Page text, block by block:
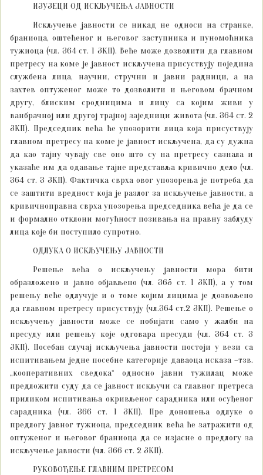
ИЗУЗЕЦИ ОД ИСКЉУЧЕЊА ЈАВНОСТИ
Искључење јавности се никад не односи на странке,
браниоца, оштећеног и његовог заступника и пуномоћника
тужиоца (чл. 364 ст. 1 ЗКП). Веће може дозволити да главном
претресу на коме је јавност искључена присуствују поједина
службена лица, научни, стручни и јавни радници, а на
захтев оптуженог може то дозволити и његовом брачном
другу, блиским сродницима и лицу са којим живи у
ванбрачној или другој трајној заједници живота (чл. 364 ст. 2
ЗКП). Председник већа ће упозорити лица која присуствују
главном претресу на коме је јавност искључена, да су дужна
да као тајну чувају све оно што су на претресу сазнала и
указаће им да одавање тајне представља кривично дело (чл.
364 ст. 3 ЗКП). Фактичка сврха овог упозорења је потреба да
се заштити вредност која је разлог за искључење јавности, а
кривичноправна сврха упозорења председника већа је да се
и формално отклони могућност позивања на правну заблуду
лица које би поступило супротно.
ОДЛУКА О ИСКЉУЧЕЊУ ЈАВНОСТИ
Решење већа о искључењу јавности мора бити
образложено и јавно објављено (чл. 365 ст. 1 ЗКП), а у том
решењу веће одлучује и о томе којим лицима је дозвољено
да главном претресу присуствују (чл.364 ст.2 ЗКП). Решење о
искључењу јавности може се побијати само у жалби на
пресуду или решењу које одговара пресуди (чл. 364 ст. 3
ЗКП). Посебан случај искључења јавности постоји у вези са
испитивањем једне посебне категорије даваоца исказа –тзв.
„кооперативних сведока“ односно јавни тужилац може
предложити суду да се јавност искључи са главног претреса
приликом испитивања окривљеног сарадника или осуђеног
сарадника (чл. 366 ст. 1 ЗКП). Пре доношења одлуке о
предлогу јавног тужиоца, председник већа ће затражити од
оптуженог и његовог браниоца да се изјасне о предлогу за
искључење јавности (чл. 366 ст. 2 ЗКП).
РУКОВОЂЕЊЕ ГЛАВНИМ ПРЕТРЕСОМ